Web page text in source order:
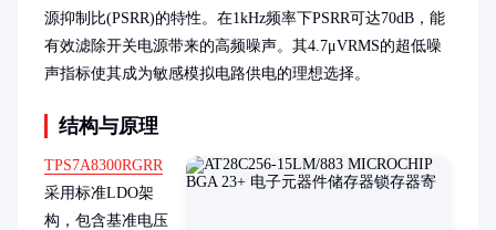
源抑制比(PSRR)的特性。在1kHz频率下PSRR可达70dB，能
有效滤除开关电源带来的高频噪声。其4.7μVRMS的超低噪
声指标使其成为敏感模拟电路供电的理想选择。
结构与原理
TPS7A8300RGRR
采用标准LDO架
构，包含基准电压